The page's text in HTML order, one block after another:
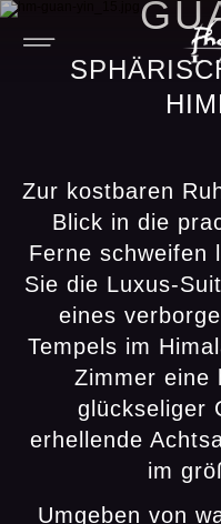
Zur kostbaren
Blick in die
Ferne schweifen
Sie die Luxus-
eines
Tempels im
Zimmer eine
glückseliger
erhellende
im
Umgeben von